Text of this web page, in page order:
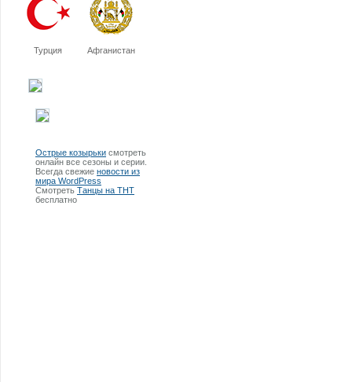
Турция Афганистан
Острые козырьки смотреть
онлайн все сезоны и серии.
Всегда свежие новости из
мира WordPress
Смотреть Танцы на ТНТ
бесплатно